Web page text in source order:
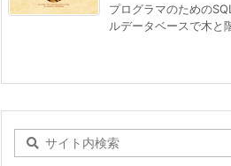
プログラマのための
ルデータベースで木と